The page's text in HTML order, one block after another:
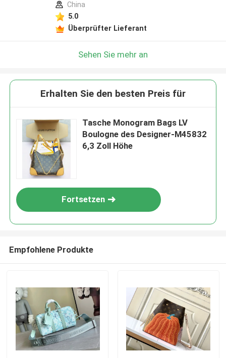
China
5.0
Überprüfter Lieferant
Sehen Sie mehr an
Erhalten Sie den besten Preis für
Tasche Monogram Bags LV
Boulogne des Designer-M45832
6,3 Zoll Höhe
Fortsetzen
Empfohlene Produkte